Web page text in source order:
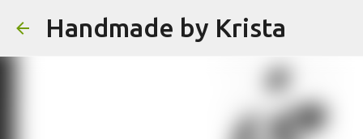
Handmade by Krista